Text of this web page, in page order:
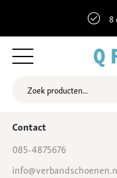
8
51.3711943 5.2482869
Contact
085-4875676